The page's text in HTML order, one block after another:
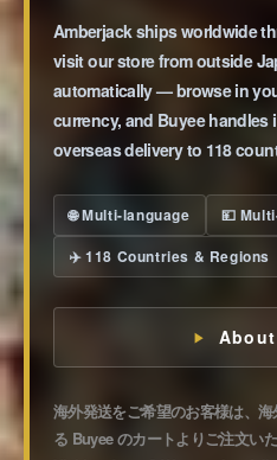
Amberjack ships worldwide
visit our store from outside
automatically — browse in
currency, and Buyee
overseas delivery to 118
🌐 Multi-language
💴
✈️ 118 Countries & Regions
海外発送をご希望のお客様は、
る Buyee のカートよりご注文いた